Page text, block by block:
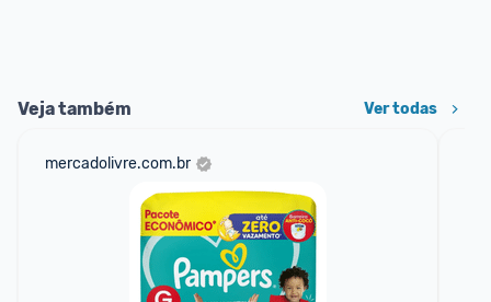
Veja também Ver todas
mercadolivre.com.br